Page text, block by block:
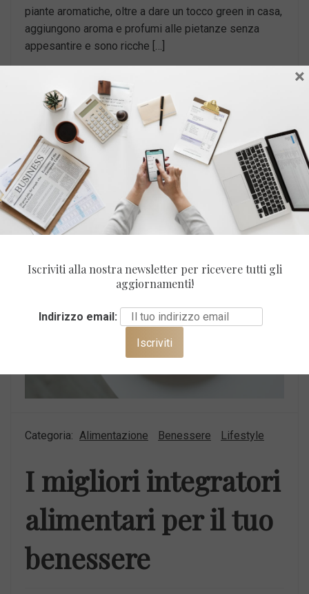
piante aromatiche, oltre a dare un tocco green in casa,
aggiungono aroma e profumi alle pietanze senza
appesantire e sono ricche […]
LEGGI TUTTO
Pubblicato il:16 Febbraio 2021
Pubblicato da:
Francesca Maria Battilana
Categoria: Alimentazione Benessere Lifestyle
I migliori integratori
alimentari per il tuo
benessere
Iscriviti alla nostra newsletter per ricevere tutti gli
aggiornamenti!
Indirizzo email:
×